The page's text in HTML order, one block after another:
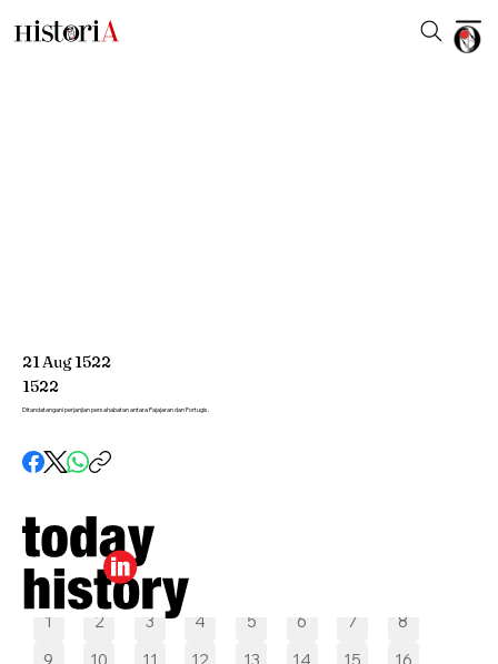
Pilih tanggal
1 2 3 4 5 6 7
8
21Aug1522
1522
Ditandatangani perjanjian persahabatan antara Pajajaran dan Portugis.